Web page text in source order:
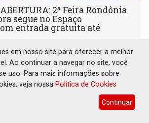
ABERTURA: 2ª Feira Rondônia
segue no Espaço
entrada gratuita até
07 de Agosto de 2026 às 10:40
em um só lugar o melhor da
do estado
em nosso site para oferecer a melhor
Ao continuar a navegar no site, você
uso. Para mais informações sobre
veja nossa Política de Cookies
Continuar